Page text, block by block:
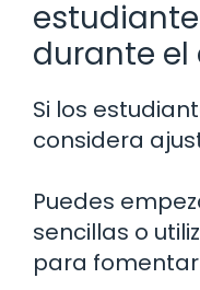
durante el
Si los
considera
Puedes
sencillas o
para